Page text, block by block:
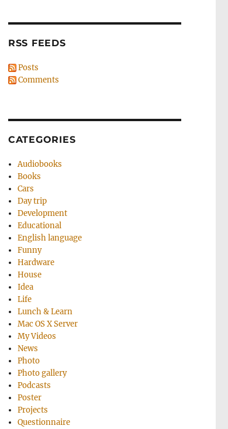
RSS FEEDS
Posts
Comments
CATEGORIES
Audiobooks
Books
Cars
Day trip
Development
Educational
English language
Funny
Hardware
House
Idea
Life
Lunch & Learn
Mac OS X Server
My Videos
News
Photo
Photo gallery
Podcasts
Poster
Projects
Questionnaire